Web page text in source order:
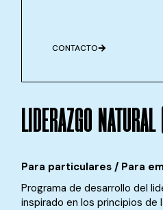
CONTACTO
LIDERAZGO NATURAL
Para particulares / Para
Programa de desarrollo del
inspirado en los principios de